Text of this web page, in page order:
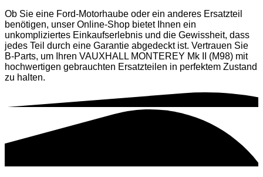
Ob Sie eine Ford-Motorhaube oder ein anderes Ersatzteil
benötigen, unser Online-Shop bietet Ihnen ein
unkompliziertes Einkaufserlebnis und die Gewissheit, dass
jedes Teil durch eine Garantie abgedeckt ist. Vertrauen Sie
B-Parts, um Ihren VAUXHALL MONTEREY Mk II (M98) mit
hochwertigen gebrauchten Ersatzteilen in perfektem Zustand
zu halten.